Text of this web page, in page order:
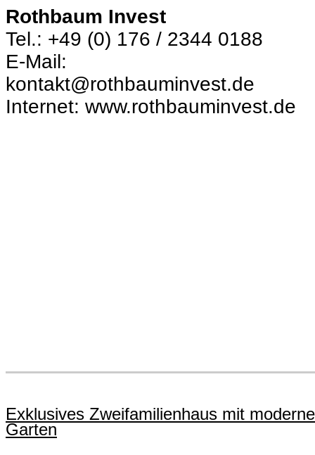
Rothbaum Invest
Tel.: +49 (0) 176 / 2344 0188
E-Mail:
kontakt@rothbauminvest.de
Internet: www.rothbauminvest.de
Exklusives Zweifamilienhaus mit
Garten